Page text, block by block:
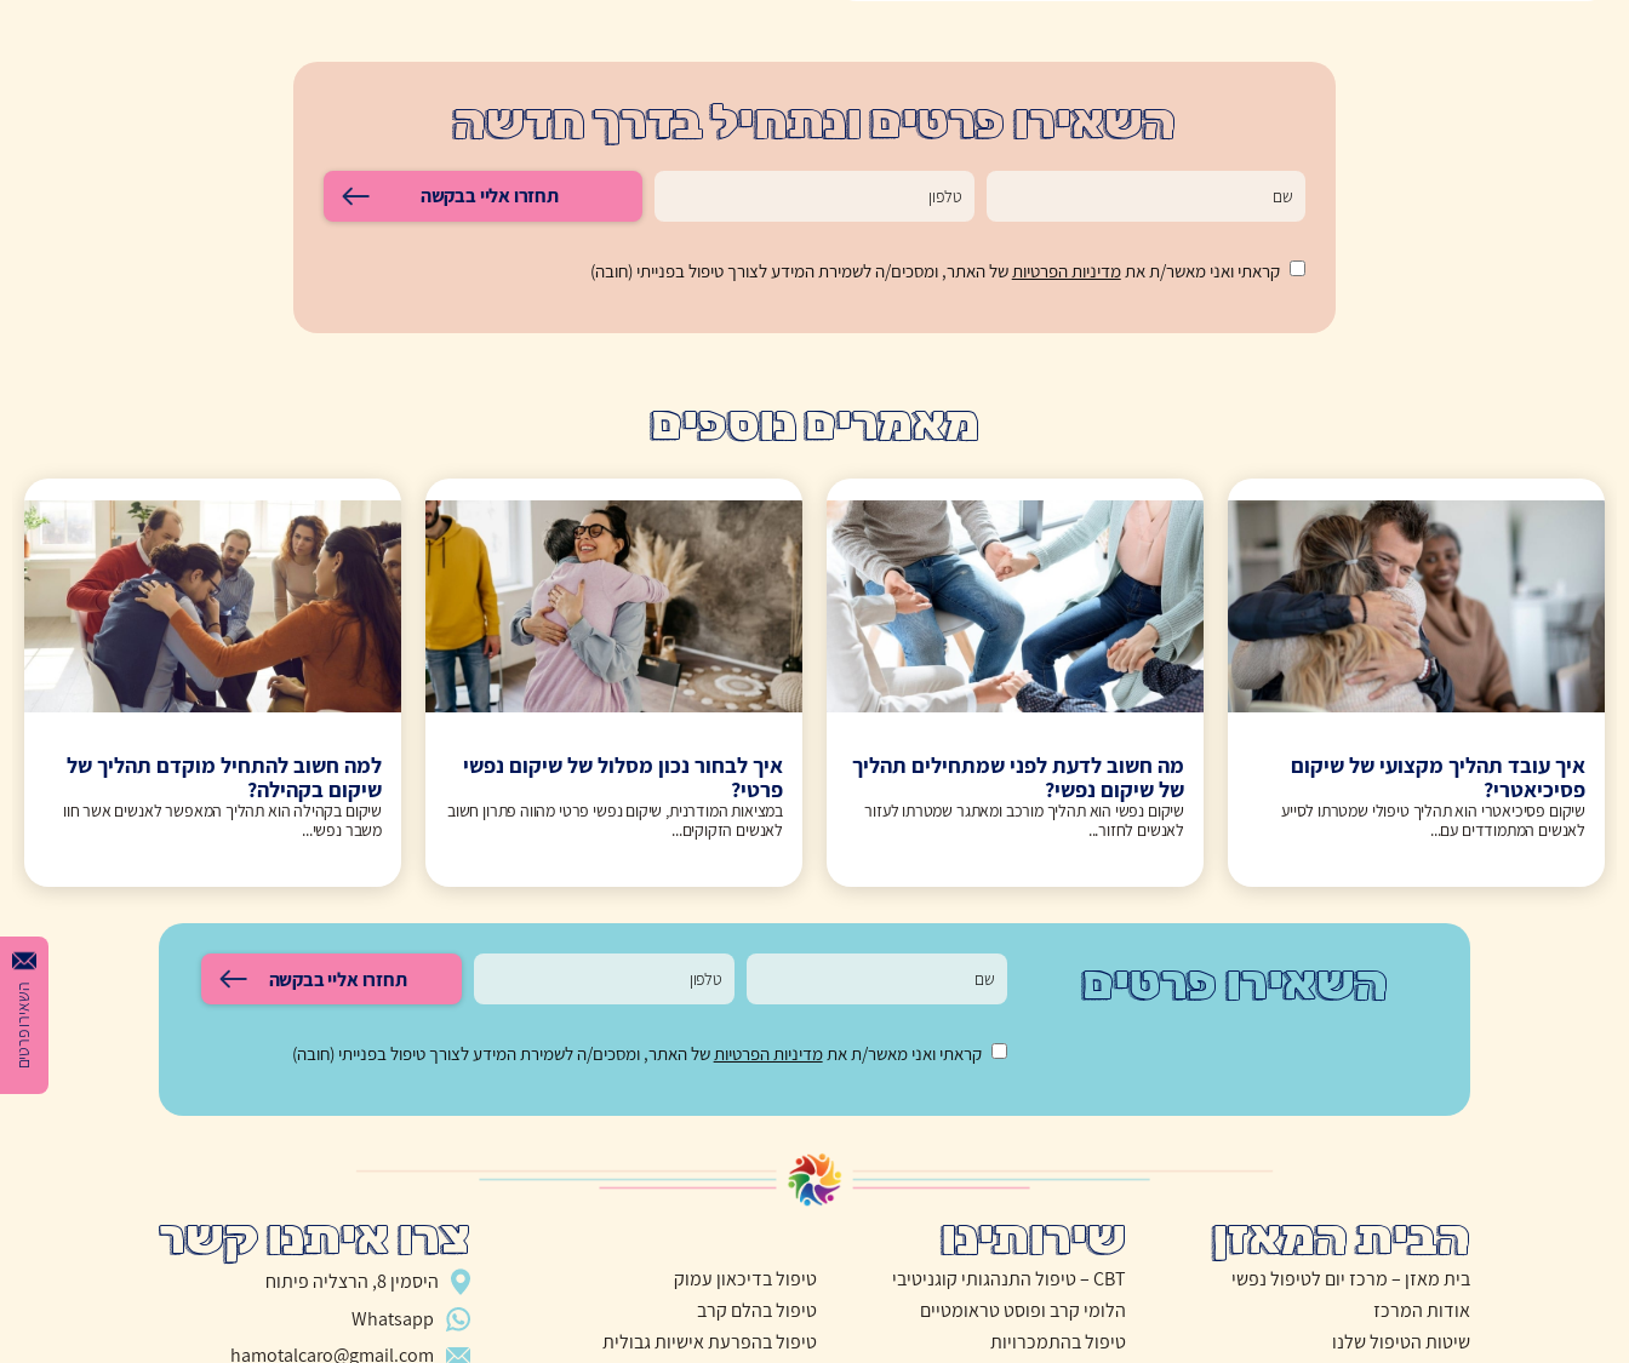
השאירו פרטים
השאירו פרטים ונתחיל בדרך חדשה
תחזרו אליי בבקשה
קראתי ואני מאשר/ת אתמדיניות הפרטיותשל האתר, ומסכים/ה לשמירת המידע לצורך טיפול בפנייתי (חובה)
מאמרים נוספים
איך עובד תהליך מקצועי של שיקום
פסיכיאטרי?
שיקום פסיכיאטרי הוא תהליך טיפולי שמטרתו לסייע
לאנשים המתמודדים עם...
מה חשוב לדעת לפני שמתחילים תהליך
של שיקום נפשי?
שיקום נפשי הוא תהליך מורכב ומאתגר שמטרתו לעזור
לאנשים לחזור...
איך לבחור נכון מסלול של שיקום נפשי
פרטי?
במציאות המודרנית, שיקום נפשי פרטי מהווה פתרון חשוב
לאנשים הזקוקים...
למה חשוב להתחיל מוקדם תהליך של
שיקום בקהילה?
שיקום בקהילה הוא תהליך המאפשר לאנשים אשר חוו
משבר נפשי...
השאירו פרטים תחזרו אליי בבקשה
קראתי ואני מאשר/ת אתמדיניות הפרטיותשל האתר, ומסכים/ה לשמירת המידע לצורך טיפול בפנייתי (חובה)
הבית המאזן
בית מאזן – מרכז יום לטיפול נפשי
אודות המרכז
שיטות הטיפול שלנו
שירותינו
CBT – טיפול התנהגותי קוגניטיבי
הלומי קרב ופוסט טראומטיים
טיפול בהתמכרויות
טיפול בדיכאון עמוק
טיפול בהלם קרב
טיפול בהפרעת אישיות גבולית
צרו איתנו קשר
היסמין 8, הרצליה פיתוח
Whatsapp
hamotalcaro@gmail.com